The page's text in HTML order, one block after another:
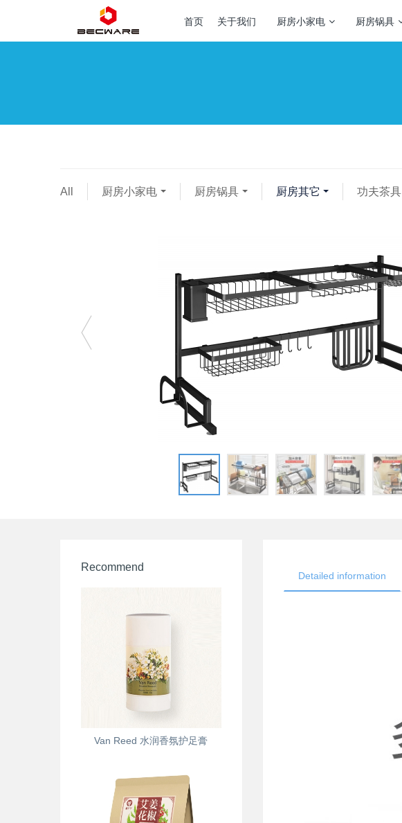
首页 关于我们 厨房小家电 厨房锅具
All 厨房小家电 厨房锅具 厨房其它 功夫茶具
Detailed information
Recommend
Van Reed 水润香氛护足膏